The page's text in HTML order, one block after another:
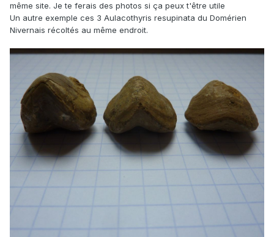
même site. Je te ferais des photos si ça peux t'être utile
Un autre exemple ces 3 Aulacothyris resupinata du Domérien
Nivernais récoltés au même endroit.